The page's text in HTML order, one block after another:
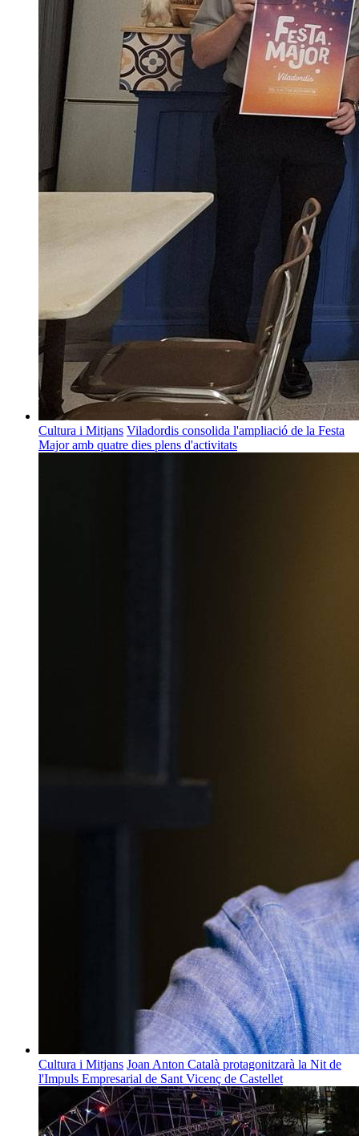
Cultura i Mitjans Viladordis consolida l'ampliació de la Festa
Major amb quatre dies plens d'activitats
Cultura i Mitjans Joan Anton Català protagonitzarà la Nit de
l'Impuls Empresarial de Sant Vicenç de Castellet